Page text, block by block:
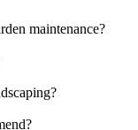
maintenance?